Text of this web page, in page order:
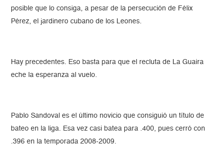
posible que lo consiga, a pesar de la persecución de Félix
Pérez, el jardinero cubano de los Leones.
Hay precedentes. Eso basta para que el recluta de La Guaira
eche la esperanza al vuelo.
Pablo Sandoval es el último novicio que consiguió un título de
bateo en la liga. Esa vez casi batea para .400, pues cerró con
.396 en la temporada 2008-2009.